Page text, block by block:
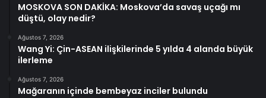
MOSKOVA SON DAKİKA: Moskova’da savaş uçağı mı
düştü, olay nedir?
Ağustos 7, 2026
Wang Yi: Çin-ASEAN ilişkilerinde 5 yılda 4 alanda büyük
ilerleme
Ağustos 7, 2026
Mağaranın içinde bembeyaz inciler bulundu